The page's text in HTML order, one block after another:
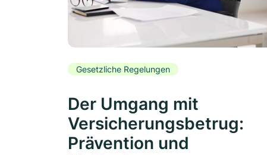
Gesetzliche Regelungen
Der Umgang mit
Versicherungsbetrug:
Prävention und